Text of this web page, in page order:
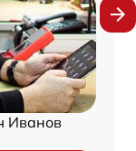
Иванов